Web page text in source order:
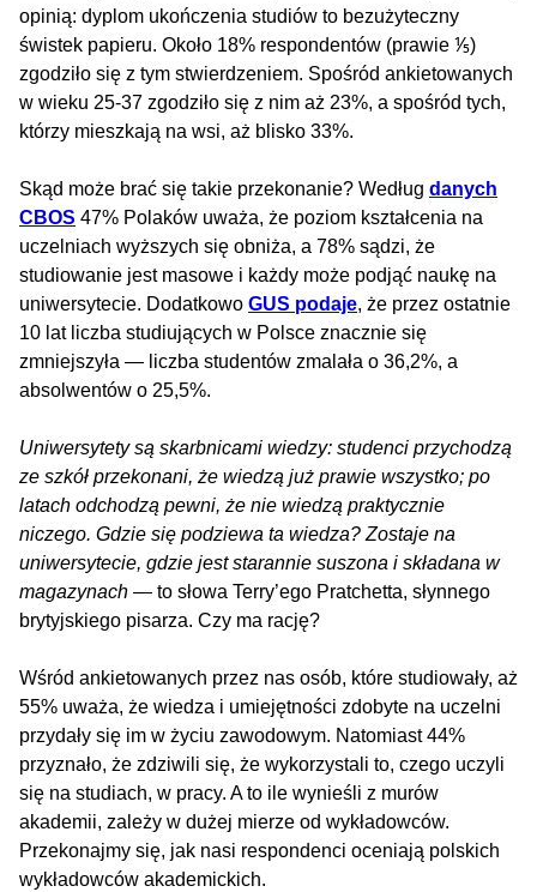
opinią: dyplom ukończenia studiów to bezużyteczny
świstek papieru. Około 18% respondentów (prawie ⅕)
zgodziło się z tym stwierdzeniem. Spośród ankietowanych
w wieku 25-37 zgodziło się z nim aż 23%, a spośród tych,
którzy mieszkają na wsi, aż blisko 33%.
Skąd może brać się takie przekonanie? Według danych
CBOS 47% Polaków uważa, że poziom kształcenia na
uczelniach wyższych się obniża, a 78% sądzi, że
studiowanie jest masowe i każdy może podjąć naukę na
uniwersytecie. Dodatkowo GUS podaje, że przez ostatnie
10 lat liczba studiujących w Polsce znacznie się
zmniejszyła — liczba studentów zmalała o 36,2%, a
absolwentów o 25,5%.
Uniwersytety są skarbnicami wiedzy: studenci przychodzą
ze szkół przekonani, że wiedzą już prawie wszystko; po
latach odchodzą pewni, że nie wiedzą praktycznie
niczego. Gdzie się podziewa ta wiedza? Zostaje na
uniwersytecie, gdzie jest starannie suszona i składana w
magazynach — to słowa Terry’ego Pratchetta, słynnego
brytyjskiego pisarza. Czy ma rację?
Wśród ankietowanych przez nas osób, które studiowały, aż
55% uważa, że wiedza i umiejętności zdobyte na uczelni
przydały się im w życiu zawodowym. Natomiast 44%
przyznało, że zdziwili się, że wykorzystali to, czego uczyli
się na studiach, w pracy. A to ile wynieśli z murów
akademii, zależy w dużej mierze od wykładowców.
Przekonajmy się, jak nasi respondenci oceniają polskich
wykładowców akademickich.